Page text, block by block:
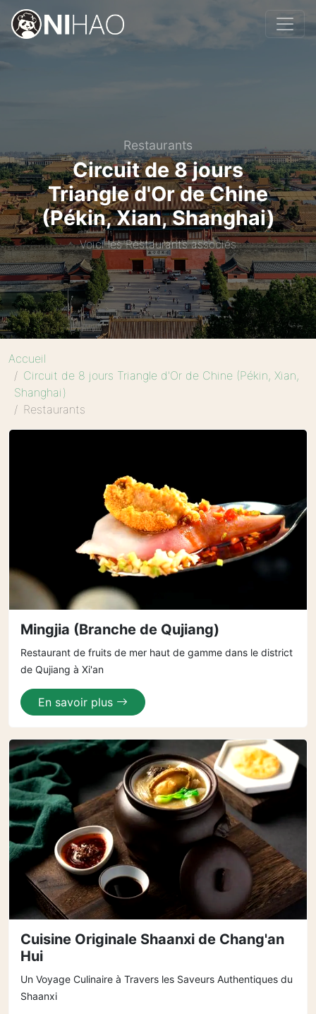
Restaurants
Circuit de 8 jours
Triangle d'Or de Chine
(Pékin, Xian, Shanghai)
Voici les Restaurants associés
Accueil
Circuit de 8 jours Triangle d'Or de Chine (Pékin, Xian,
Shanghai)
Restaurants
Mingjia (Branche de Qujiang)
Restaurant de fruits de mer haut de gamme dans le district
de Qujiang à Xi'an
En savoir plus
Cuisine Originale Shaanxi de Chang'an
Hui
Un Voyage Culinaire à Travers les Saveurs Authentiques du
Shaanxi